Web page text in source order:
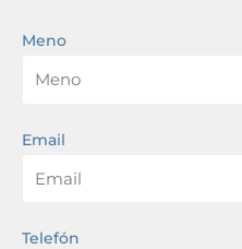
Meno
Email
Telefón